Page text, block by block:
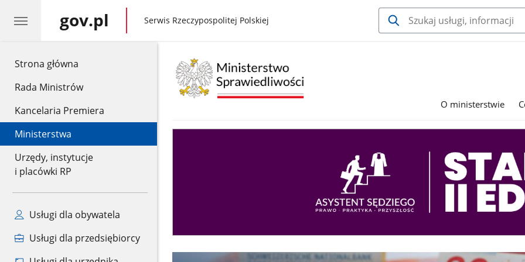
Strona główna
Rada Ministrów
Kancelaria Premiera
Ministerstwa
Urzędy, instytucje
i placówki RP
Usługi dla obywatela
Usługi dla przedsiębiorcy
gov.pl gov.pl
Serwis Rzeczypospolitej Polskiej
O ministerstwie